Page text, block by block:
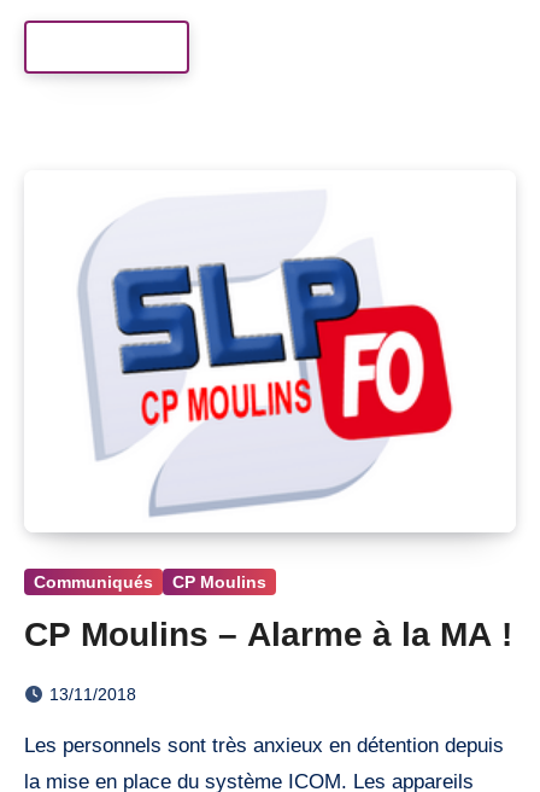
Communiqués CP Moulins
CP Moulins – Alarme à la MA !
13/11/2018
Les personnels sont très anxieux en détention depuis
la mise en place du système ICOM. Les appareils